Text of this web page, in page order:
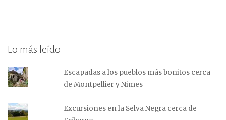
Lo más leído
Escapadas a los pueblos más bonitos cerca
de Montpellier y Nimes
Excursiones en la Selva Negra cerca de